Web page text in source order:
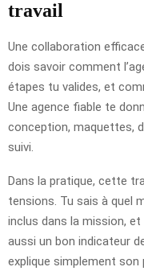
travail
Une collaboration
dois savoir comment
étapes tu valides, et
Une agence fiable te
conception, maquettes,
suivi.
Dans la pratique, cette
tensions. Tu sais à quel
inclus dans la mission, et
aussi un bon indicateur
explique simplement